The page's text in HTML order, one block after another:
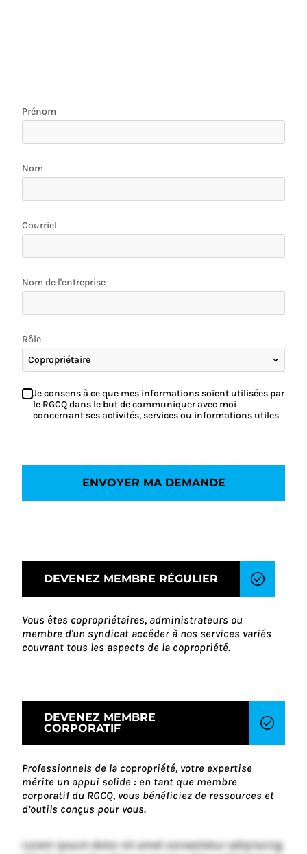
Prénom
Nom
Courriel
Nom de l'entreprise
Rôle
Je consens à ce que mes informations soient utilisées par
le RGCQ dans le but de communiquer avec moi
concernant ses activités, services ou informations utiles
ENVOYER MA DEMANDE
DEVENEZ MEMBRE RÉGULIER
Vous êtes copropriétaires, administrateurs ou
membre d'un syndicat accéder à nos services variés
couvrant tous les aspects de la copropriété.
DEVENEZ MEMBRE
CORPORATIF
Professionnels de la copropriété, votre expertise
mérite un appui solide : en tant que membre
corporatif du RGCQ, vous bénéficiez de ressources et
d’outils conçus pour vous.
Lorem ipsum dolor sit amet consectetur adipiscing